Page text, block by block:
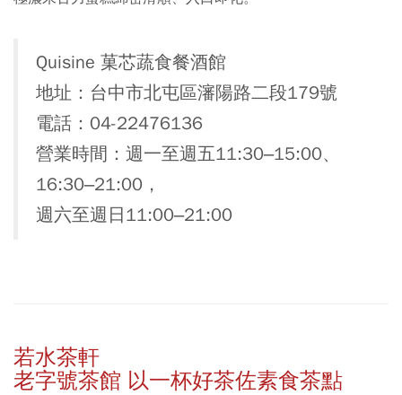
Quisine 菓芯蔬食餐酒館
地址：台中市北屯區瀋陽路二段179號
電話：04-22476136
營業時間：週一至週五11:30–15:00、
16:30–21:00，
週六至週日11:00–21:00
若水茶軒
老字號茶館 以一杯好茶佐素食茶點